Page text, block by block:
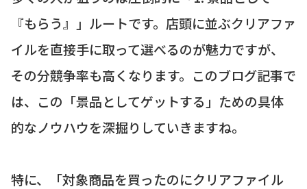
『もらう』」ルートです。店頭に並ぶクリアファ
イルを直接手に取って選べるのが魅力ですが、
その分競争率も高くなります。このブログ記事で
は、この「景品としてゲットする」ための具体
的なノウハウを深掘りしていきますね。
特に、「対象商品を買ったのにクリアファイル